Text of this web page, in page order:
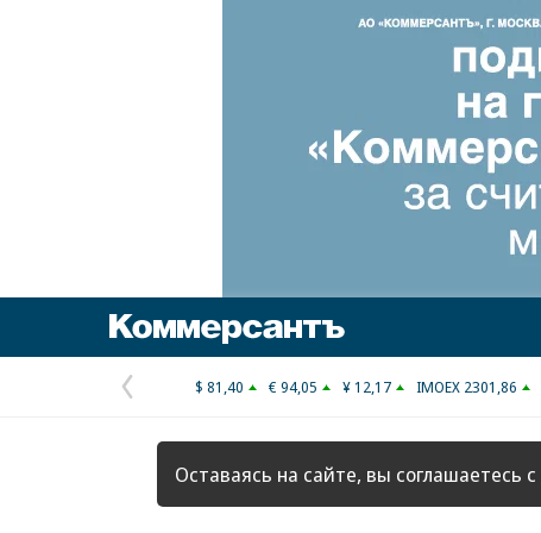
Предыдущая
страница
$ 81,40 € 94,05 ¥ 12,17 IMOEX 2301,86
Оставаясь на сайте, вы соглашаетесь с